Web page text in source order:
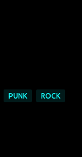
PUNK ROCK